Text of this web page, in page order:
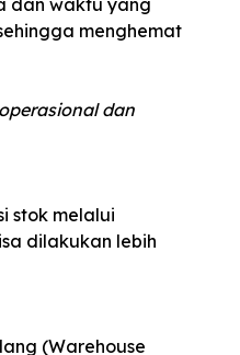
menghemat
dan
stok melalui
dilakukan lebih
(Warehouse